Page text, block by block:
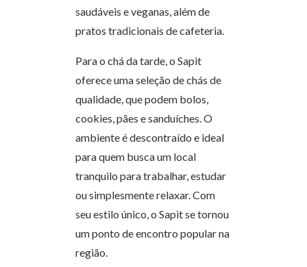
saudáveis e veganas, além de
pratos tradicionais de cafeteria.
Para o chá da tarde, o Sapit
oferece uma seleção de chás de
qualidade, que podem bolos,
cookies, pães e sanduíches. O
ambiente é descontraído e ideal
para quem busca um local
tranquilo para trabalhar, estudar
ou simplesmente relaxar. Com
seu estilo único, o Sapit se tornou
um ponto de encontro popular na
região.